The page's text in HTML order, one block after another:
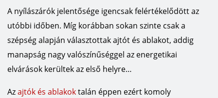
A nyílászárók jelentősége igencsak felértékelődött az
utóbbi időben. Míg korábban sokan szinte csak a
szépség alapján választottak ajtót és ablakot, addig
manapság nagy valószínűséggel az energetikai
elvárások kerültek az első helyre…
Azajtók és ablakoktalán éppen ezért komoly